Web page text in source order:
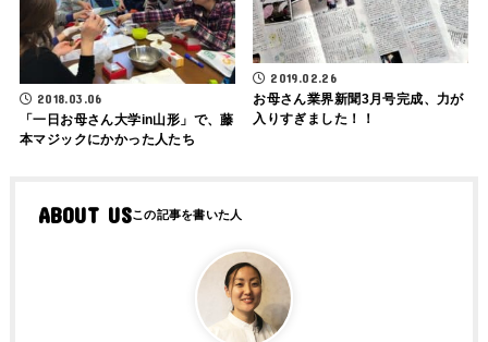
2018.03.06
「一日お母さん大学in山形」で、藤
本マジックにかかった人たち
2019.02.26
お母さん業界新聞3月号完成、力が
入りすぎました！！
ABOUT US